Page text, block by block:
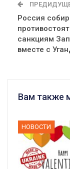
Россия
санкциям
вместе с
Вам также
НОВОСТИ